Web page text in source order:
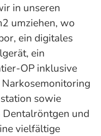
in unseren
umziehen, wo
ein digitales
ein
OP inklusive
sowie
Dentalröntgen und
vielfältige